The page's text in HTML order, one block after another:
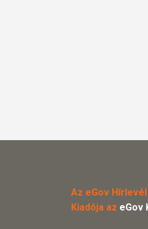
Az eGov
Kiadója az eGov